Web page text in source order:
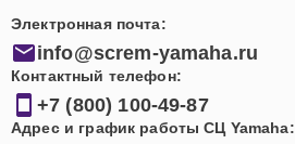
Электронная почта:
info@screm-yamaha.ru
Контактный телефон:
+7 (800) 100-49-87
Адрес и график работы СЦ Yamaha: